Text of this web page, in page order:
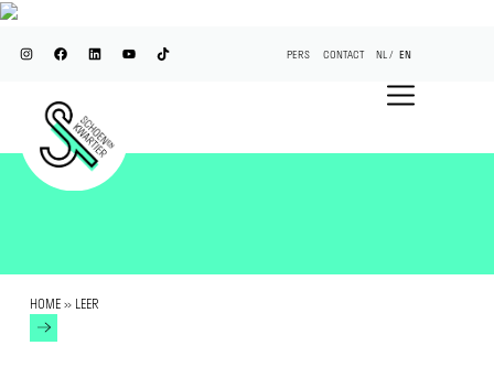
PERS CONTACT NL EN
HOME» LEER